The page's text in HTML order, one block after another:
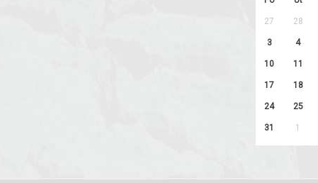
27 28
3 4
10 11
17 18
24 25
31 1